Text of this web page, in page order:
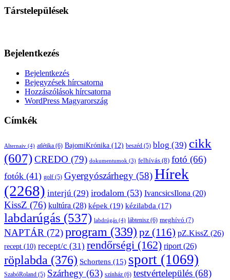
Társtelepülések
Bejelentkezés
Bejelentkezés
Bejegyzések hírcsatorna
Hozzászólások hírcsatorna
WordPress Magyarország
Címkék
Alternaiv (4) atlétika (6) BajomiKrónika (12) beszéd (5) blog (39) cikk
(607)CREDO (79) dokumentumok (3) felhívás (8) fotó (66)
fotók (41) golf (5) Gyergyószárhegy (58)Hírek
(2268) interjú (29) irodalom (53) IvancsicsIlona (20)
KissZ (76) kultúra (28) képek (19) kézilabda (17)
labdarúgás (537) labdrúgás (4) lábtenisz (6) meghívó (7)
NAPTÁR (72)program (339) pz (116) pZ.KissZ (26)
recept (10) recept/c (31) rendőrségi (162) riport(26)
röplabda (376) Schortens (15) sport (1069)
SzabóRoland (5) Szárhegy (63) színház (6) testvértelepülés (68)